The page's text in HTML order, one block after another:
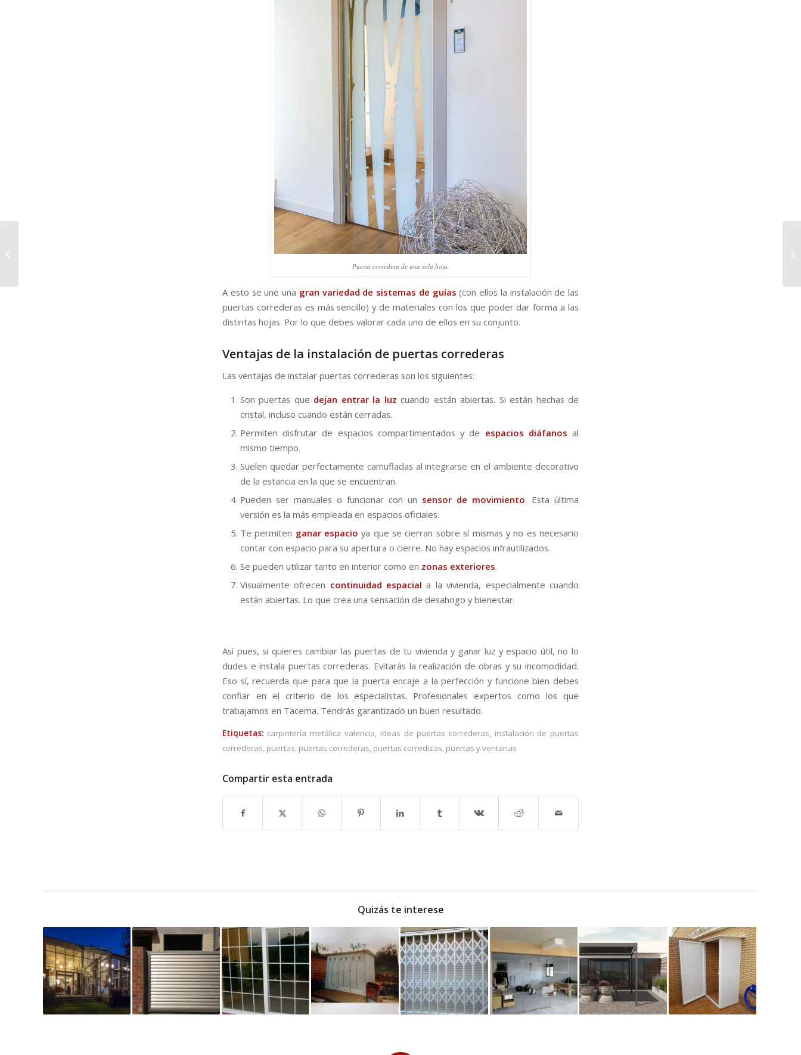
Puerta corredera de una sola hoja.
A esto se une una gran variedad de sistemas de guías (con ellos la instalación de las
puertas correderas es más sencillo) y de materiales con los que poder dar forma a las
distintas hojas. Por lo que debes valorar cada uno de ellos en su conjunto.
Ventajas de la instalación de puertas correderas
Las ventajas de instalar puertas correderas son los siguientes:
Son puertas que dejan entrar la luz cuando están abiertas. Si están hechas de
cristal, incluso cuando están cerradas.
Permiten disfrutar de espacios compartimentados y de espacios diáfanos al
mismo tiempo.
Suelen quedar perfectamente camufladas al integrarse en el ambiente decorativo
de la estancia en la que se encuentran.
Pueden ser manuales o funcionar con un sensor de movimiento. Esta última
versión es la más empleada en espacios oficiales.
Te permiten ganar espacio ya que se cierran sobre sí mismas y no es necesario
contar con espacio para su apertura o cierre. No hay espacios infrautilizados.
Se pueden utilizar tanto en interior como en zonas exteriores.
Visualmente ofrecen continuidad espacial a la vivienda, especialmente cuando
están abiertas. Lo que crea una sensación de desahogo y bienestar.
Así pues, si quieres cambiar las puertas de tu vivienda y ganar luz y espacio útil, no lo
dudes e instala puertas correderas. Evitarás la realización de obras y su incomodidad.
Eso sí, recuerda que para que la puerta encaje a la perfección y funcione bien debes
confiar en el criterio de los especialistas. Profesionales expertos como los que
trabajamos en Tacema. Tendrás garantizado un buen resultado.
Etiquetas: carpintería metálica valencia, ideas de puertas correderas, instalación de puertas
correderas, puertas, puertas correderas, puertas corredizas, puertas y ventanas
Compartir esta entrada
Quizás te interese